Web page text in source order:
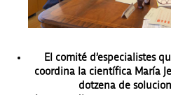
El comité d’especialistes
coordina la científica María
dotzena de